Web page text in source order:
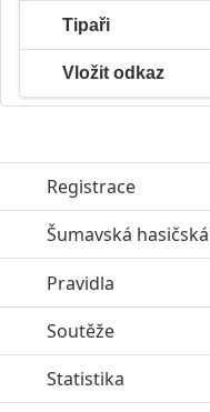
Tipaři
Vložit odkaz
Registrace
Šumavská
Pravidla
Soutěže
Statistika